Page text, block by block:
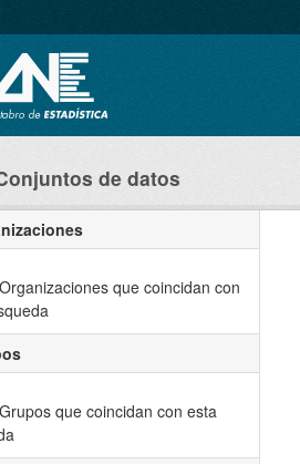
de datos
que coincidan con
que coincidan con esta